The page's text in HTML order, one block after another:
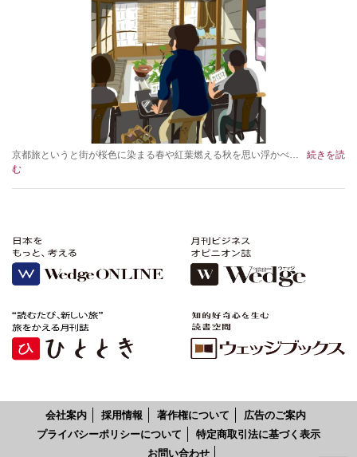
京都旅というと街が桜色に染まる春や紅葉燃える秋を思い浮かべ…
続きを読
む
会社案内 採用情報 著作権について
広告のご案内
プライバシーポリシーについて
特定商取引法に基づく表示
お問い合わせ